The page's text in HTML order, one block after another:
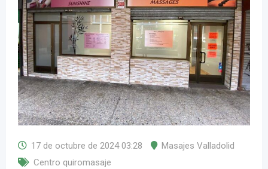
17 de octubre de 2024 03:28
Masajes Valladolid
Centro quiromasaje